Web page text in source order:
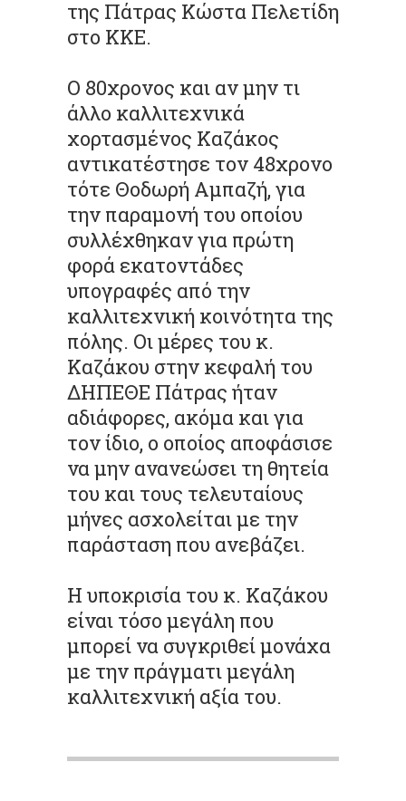
της Πάτρας Κώστα Πελετίδη
στο ΚΚΕ.
Ο 80χρονος και αν μην τι
άλλο καλλιτεχνικά
χορτασμένος Καζάκος
αντικατέστησε τον 48χρονο
τότε Θοδωρή Αμπαζή, για
την παραμονή του οποίου
συλλέχθηκαν για πρώτη
φορά εκατοντάδες
υπογραφές από την
καλλιτεχνική κοινότητα της
πόλης. Οι μέρες του κ.
Καζάκου στην κεφαλή του
ΔΗΠΕΘΕ Πάτρας ήταν
αδιάφορες, ακόμα και για
τον ίδιο, ο οποίος αποφάσισε
να μην ανανεώσει τη θητεία
του και τους τελευταίους
μήνες ασχολείται με την
παράσταση που ανεβάζει.
Η υποκρισία του κ. Καζάκου
είναι τόσο μεγάλη που
μπορεί να συγκριθεί μονάχα
με την πράγματι μεγάλη
καλλιτεχνική αξία του.